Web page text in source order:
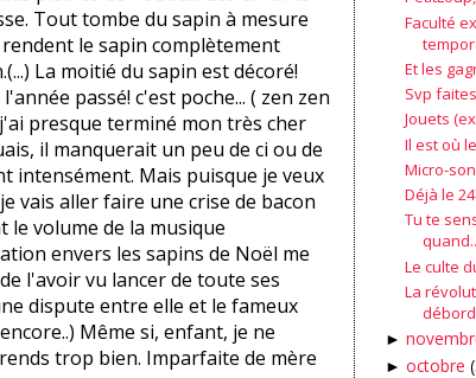
Tout tombe du sapin à mesure
le sapin complètement
La moitié du sapin est décoré!
passé! c'est poche... ( zen zen
presque terminé mon très cher
il manquerait un peu de ci ou de
intensément. Mais puisque je veux
vais aller faire une crise de bacon
le volume de la musique
envers les sapins de Noël me
l'avoir vu lancer de toute ses
dispute entre elle et le fameux
Même si, enfant, je ne
trop bien. Imparfaite de mère
Faculté
Et les
Svp
Jouets
Il est où
Micro-
Déjà le
Tu te
Le culte
La
►
► octobre